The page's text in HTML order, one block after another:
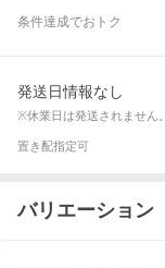
条件達成でおトク
発送日情報なし
※休業日は発送されません。
置き配指定可
バリエーション